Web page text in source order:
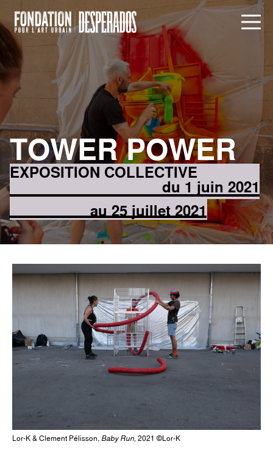
TOWER POWER
EXPOSITION COLLECTIVE
du 1 juin 2021
au 25 juillet 2021
Lor-K & Clement Pélisson, Baby Run, 2021 ©Lor-K